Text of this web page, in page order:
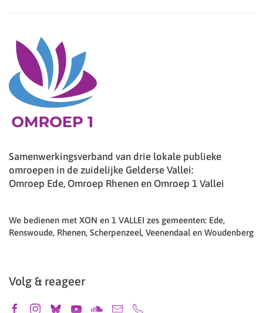
Samenwerkingsverband van drie lokale publieke
omroepen in de zuidelijke Gelderse Vallei:
Omroep Ede, Omroep Rhenen en Omroep 1 Vallei
We bedienen met XON en 1 VALLEI zes gemeenten: Ede,
Renswoude, Rhenen, Scherpenzeel, Veenendaal en Woudenberg
Volg & reageer